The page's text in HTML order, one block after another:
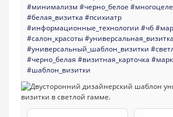
#минимализм #черно_белое
#белая_визитка #психиатр
#информационные_технологии #чб
#салон_красоты#универсальная_визитка
#универсальный_шаблон_визитки
#черно_белая #визитная_карточка
#шаблон_визитки